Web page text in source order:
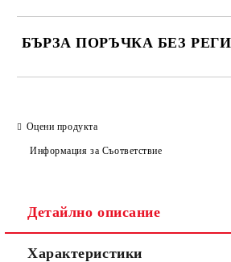
БЪРЗА ПОРЪЧКА БЕЗ
Оцени продукта
Информация за Съответствие
Детайлно описание
Характеристики